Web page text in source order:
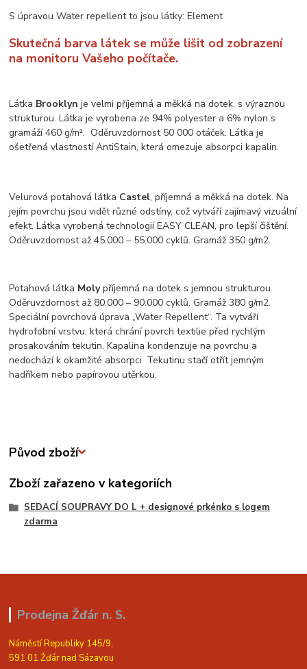
S úpravou Water repellent to jsou látky: Element
Skutečná barva látek se může lišit od zobrazení
na monitoru Vašeho počítače.
Látka Brooklyn je velmi příjemná a měkká na dotek, s výraznou
strukturou. Látka je vyrobena ze 94% polyester a 6% nylon s
gramáží 460 g/m². Oděruvzdornost 50 000 otáček. Látka je
ošetřená vlastností AntiStain, která omezuje absorpci kapalin.
Velurová potahová látka Castel, příjemná a měkká na dotek. Na
jejím povrchu jsou vidět různé odstíny, což vytváří zajímavý vizuální
efekt. Látka vyrobená technologií EASY CLEAN, pro lepší čištění.
Oděruvzdornost až 45.000 – 55.000 cyklů. Gramáž 350 g/m2.
Potahová látka Molypříjemná na dotek s jemnou strukturou.
Oděruvzdornost až 80.000 – 90.000 cyklů. Gramáž 380 g/m2.
Speciální povrchová úprava „Water Repellent“. Ta vytváří
hydrofobní vrstvu, která chrání povrch textilie před rychlým
prosakováním tekutin. Kapalina kondenzuje na povrchu a
nedochází k okamžité absorpci. Tekutinu stačí otřít jemným
hadříkem nebo papírovou utěrkou.
Původ zboží
Zboží zařazeno v kategoriích
SEDACÍ SOUPRAVY DO L + designové prkénko s logem
zdarma
Prodejna Žďár n. S.
Náměstí Republiky 145/9,
591 01 Žďár nad Sázavou